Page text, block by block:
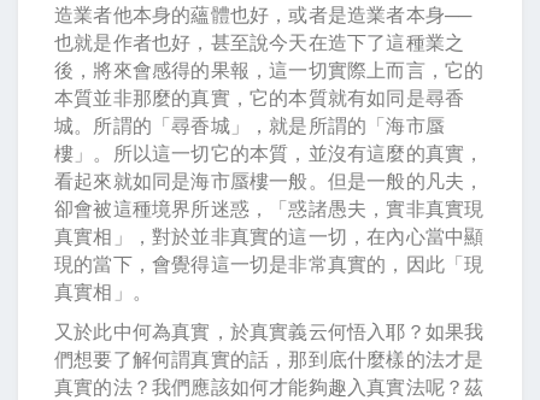
造業者他本身的蘊體也好，或者是造業者本身──
也就是作者也好，甚至說今天在造下了這種業之
後，將來會感得的果報，這一切實際上而言，它的
本質並非那麼的真實，它的本質就有如同是尋香
城。所謂的「尋香城」，就是所謂的「海市蜃
樓」。所以這一切它的本質，並沒有這麼的真實，
看起來就如同是海市蜃樓一般。但是一般的凡夫，
卻會被這種境界所迷惑，「惑諸愚夫，實非真實現
真實相」，對於並非真實的這一切，在內心當中顯
現的當下，會覺得這一切是非常真實的，因此「現
真實相」。
又於此中何為真實，於真實義云何悟入耶？如果我
們想要了解何謂真實的話，那到底什麼樣的法才是
真實的法？我們應該如何才能夠趣入真實法呢？茲